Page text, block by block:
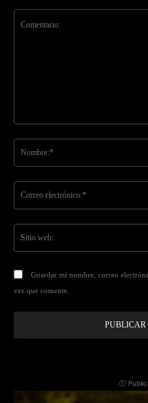
Guardar mi nombre, correo
vez que comente.
ⓘ